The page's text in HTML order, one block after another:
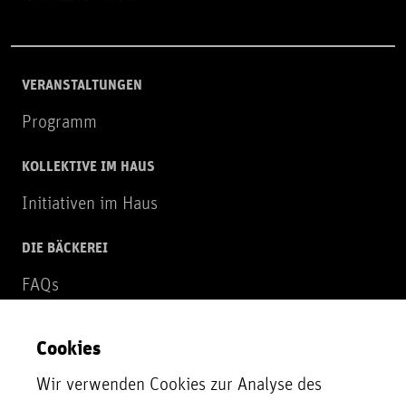
VERANSTALTUNGEN
Programm
KOLLEKTIVE IM HAUS
Initiativen im Haus
DIE BÄCKEREI
FAQs
NEWSLETTER
Zur Newsletter Anmeldung
Cookies
Wir verwenden Cookies zur Analyse des